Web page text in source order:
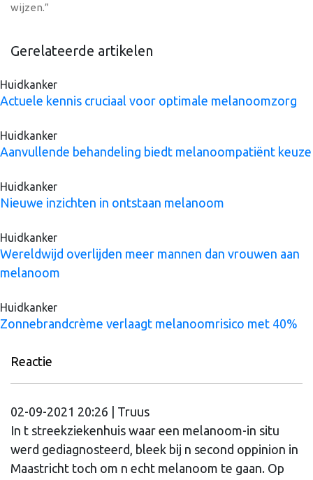
wijzen.”
Gerelateerde artikelen
Huidkanker
Actuele kennis cruciaal voor optimale melanoomzorg
Huidkanker
Aanvullende behandeling biedt melanoompatiënt keuze
Huidkanker
Nieuwe inzichten in ontstaan melanoom
Huidkanker
Wereldwijd overlijden meer mannen dan vrouwen aan
melanoom
Huidkanker
Zonnebrandcrème verlaagt melanoomrisico met 40%
Reactie
02-09-2021 20:26 | Truus
In t streekziekenhuis waar een melanoom-in situ
werd gediagnosteerd, bleek bij n second oppinion in
Maastricht toch om n echt melanoom te gaan. Op